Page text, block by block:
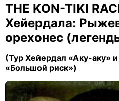
THE KON-TIKI
Хейердала:
орехонес
(Тур Хейердал «Аку-аку»
«Большой риск»)